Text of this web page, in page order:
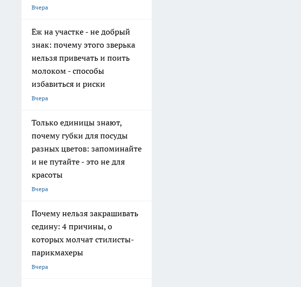
Вчера
Ёж на участке - не добрый
знак: почему этого зверька
нельзя привечать и поить
молоком - способы
избавиться и риски
Вчера
Только единицы знают,
почему губки для посуды
разных цветов: запоминайте
и не путайте - это не для
красоты
Вчера
Почему нельзя закрашивать
седину: 4 причины, о
которых молчат стилисты-
парикмахеры
Вчера